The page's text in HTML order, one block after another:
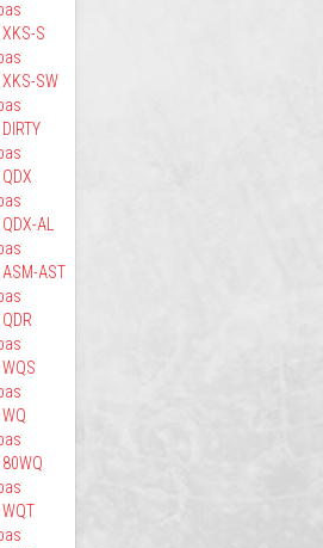
S
SW
AL
AST